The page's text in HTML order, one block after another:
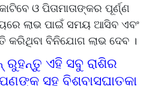
ଓ ପିତାମାତାଙ୍କର ପୂର୍ଣ୍ଣ
ଲାଭ ପାଇଁ ସମୟ ଆସିବ ଏବଂ
କରିଥିବା ବିନିଯୋଗ ଲାଭ ଦେବ ।
ରୁହନ୍ତୁ ଏହି ସବୁ ରାଶିର
ସହ ବିଶ୍ବାସଘାତକା